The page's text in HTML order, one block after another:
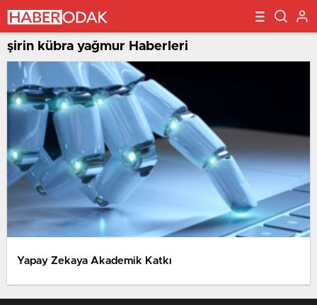
şirin kübra yağmur Haberleri
Yapay Zekaya Akademik Katkı